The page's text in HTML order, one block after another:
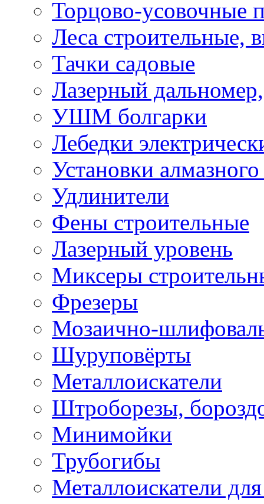
Торцово-усовочные
Леса строительные,
Тачки садовые
Лазерный дальномер,
УШМ болгарки
Лебедки
Установки
Удлинители
Фены строительные
Лазерный уровень
Миксеры
Фрезеры
Мозаично-
Шуруповёрты
Металлоискатели
Штроборезы,
Минимойки
Трубогибы
Металлоискатели